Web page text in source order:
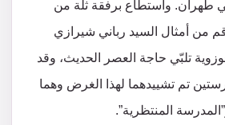
طهران. واستطاع برفقة ثلّة من
من أمثال السيد رباني شيرازي
تلبّي حاجة العصر الحديث، وقد
تم تشييدهما لهذا الغرض وهما
المنتظرية”.